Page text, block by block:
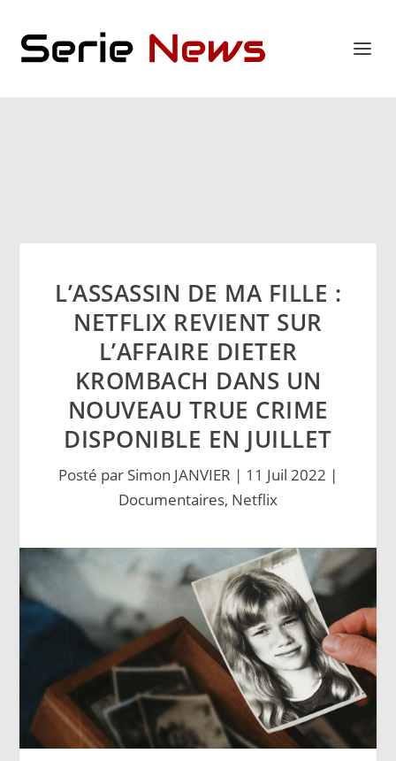
L’ASSASSIN DE MA FILLE :
NETFLIX REVIENT SUR
L’AFFAIRE DIETER
KROMBACH DANS UN
NOUVEAU TRUE CRIME
DISPONIBLE EN JUILLET
Posté par Simon JANVIER | 11 Juil 2022 |
Documentaires, Netflix